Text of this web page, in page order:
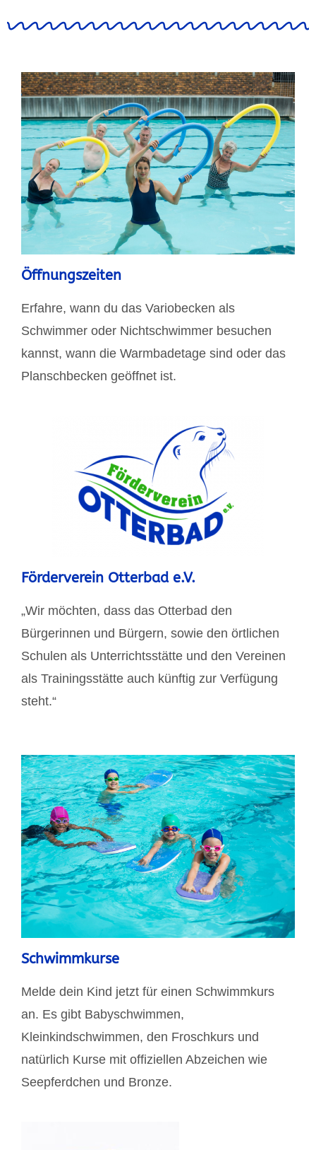
Öffnungszeiten
Erfahre, wann du das Variobecken als
Schwimmer oder Nichtschwimmer besuchen
kannst, wann die Warmbadetage sind oder das
Planschbecken geöffnet ist.
Förderverein Otterbad e.V.
„Wir möchten, dass das Otterbad den
Bürgerinnen und Bürgern, sowie den örtlichen
Schulen als Unterrichtsstätte und den Vereinen
als Trainingsstätte auch künftig zur Verfügung
steht.“
Schwimmkurse
Melde dein Kind jetzt für einen Schwimmkurs
an. Es gibt Babyschwimmen,
Kleinkindschwimmen, den Froschkurs und
natürlich Kurse mit offiziellen Abzeichen wie
Seepferdchen und Bronze.